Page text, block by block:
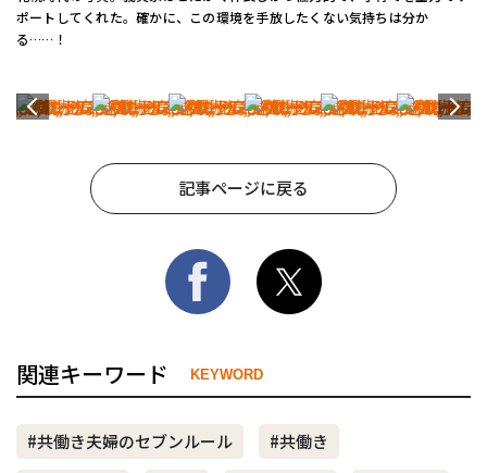
ポートしてくれた。確かに、この環境を手放したくない気持ちは分か
る……！
記事ページに戻る
関連キーワード KEYWORD
#共働き夫婦のセブンルール
#共働き